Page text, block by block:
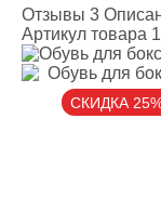
Отзывы 3
Артикул товара
СКИДКА